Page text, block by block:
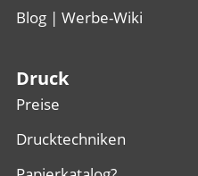
Blog | Werbe-Wiki
Druck
Preise
Drucktechniken